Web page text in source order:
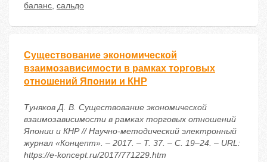
баланс, сальдо
Существование экономической
взаимозависимости в рамках торговых
отношений Японии и КНР
Туняков Д. В. Существование экономической
взаимозависимости в рамках торговых отношений
Японии и КНР // Научно-методический электронный
журнал «Концепт». – 2017. – Т. 37. – С. 19–24. – URL:
https://e-koncept.ru/2017/771229.htm